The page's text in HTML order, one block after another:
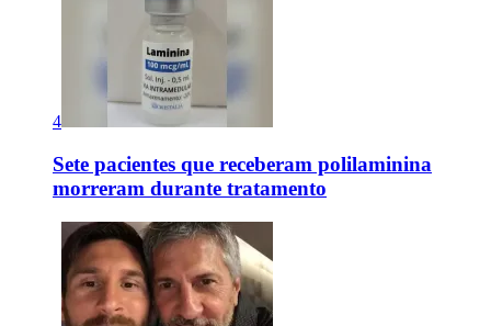
4
Sete pacientes que receberam polilaminina
morreram durante tratamento